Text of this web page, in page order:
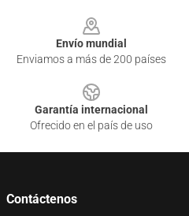
Envío mundial
Enviamos a más de 200 países
Garantía internacional
Ofrecido en el país de uso
Contáctenos